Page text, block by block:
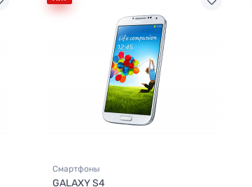
Смартфоны
GALAXY S4